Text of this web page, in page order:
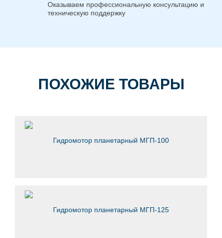
Оказываем профессиональную консультацию и
техническую поддержку
ПОХОЖИЕ ТОВАРЫ
Гидромотор планетарный МГП-100
Гидромотор планетарный МГП-125